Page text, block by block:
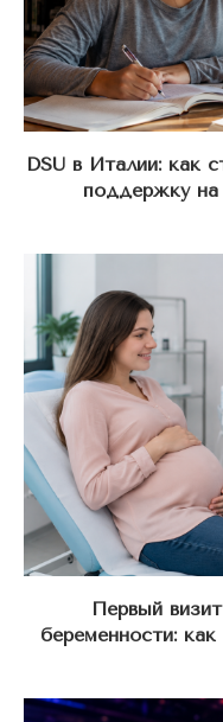
DSU в Италии: как
поддержку на
Первый
беременности: